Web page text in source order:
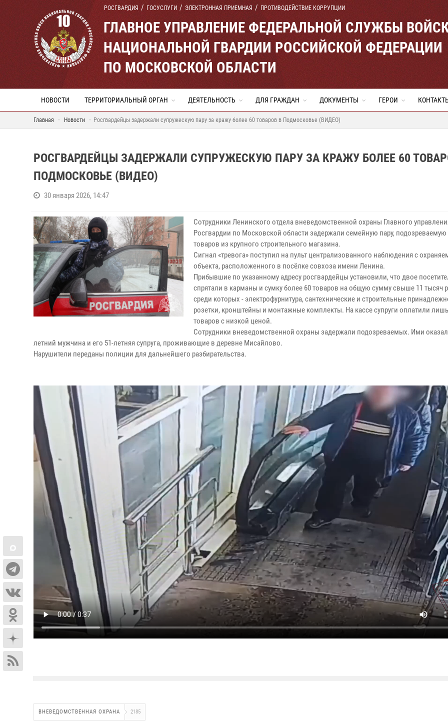
РОСГВАРДИЯ ГОСУСЛУГИ ЭЛЕКТРОННАЯ ПРИЕМНАЯ ПРОТИВОДЕЙСТВИЕ КОРРУПЦИИ
ГЛАВНОЕ УПРАВЛЕНИЕ ФЕДЕРАЛЬНОЙ СЛУЖБЫ
НАЦИОНАЛЬНОЙ ГВАРДИИ РОССИЙСКОЙ ФЕДЕРАЦИИ
ПО МОСКОВСКОЙ ОБЛАСТИ
НОВОСТИ ТЕРРИТОРИАЛЬНЫЙ ОРГАН ДЕЯТЕЛЬНОСТЬ ДЛЯ ГРАЖДАН ДОКУМЕНТЫ ГЕРОИ
Главная Новости Росгвардейцы задержали супружескую пару за кражу более 60 товаров в Подмосковье (ВИДЕО)
РОСГВАРДЕЙЦЫ ЗАДЕРЖАЛИ СУПРУЖЕСКУЮ ПАРУ ЗА КРАЖУ БОЛЕЕ 60
ПОДМОСКОВЬЕ (ВИДЕО)
30 января 2026, 14:47
Сотрудники Ленинского отдела вневедомственной охраны Главного
Росгвардии по Московской области задержали семейную пару,
товаров из крупного строительного магазина.
Сигнал «тревога» поступил на пульт централизованного наблюдения с
объекта, расположенного в посёлке совхоза имени Ленина.
Прибывшие по указанному адресу росгвардейцы установили, что двое
спрятали в карманы и сумку более 60 товаров на общую сумму свыше 11 тысяч
среди которых - электрофурнитура, сантехнические и строительные
розетки, кронштейны и монтажные комплекты. На кассе супруги оплатили
товаров с низкой ценой.
Сотрудники вневедомственной охраны задержали подозреваемых. Ими
летний мужчина и его 51-летняя супруга, проживающие в деревне Мисайлово.
Нарушители переданы полиции для дальнейшего разбирательства.
ВНЕВЕДОМСТВЕННАЯ ОХРАНА 2185